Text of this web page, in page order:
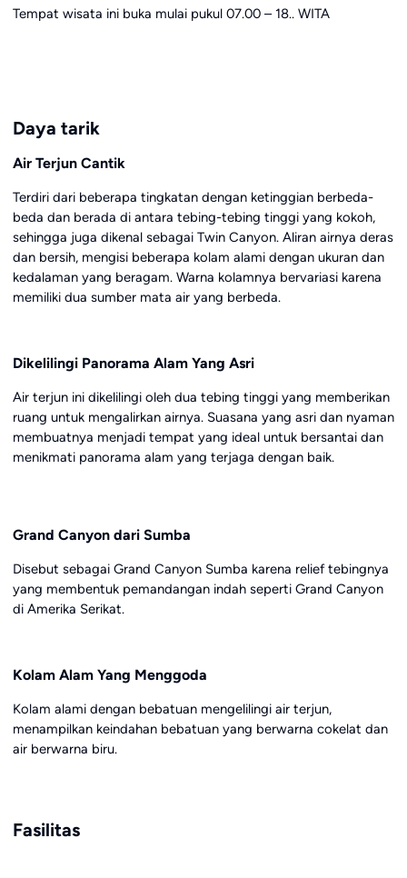
Tempat wisata ini buka mulai pukul 07.00 – 18.. WITA
Daya tarik
Air Terjun Cantik
Terdiri dari beberapa tingkatan dengan ketinggian berbeda-
beda dan berada di antara tebing-tebing tinggi yang kokoh,
sehingga juga dikenal sebagai Twin Canyon. Aliran airnya deras
dan bersih, mengisi beberapa kolam alami dengan ukuran dan
kedalaman yang beragam. Warna kolamnya bervariasi karena
memiliki dua sumber mata air yang berbeda.
Dikelilingi Panorama Alam Yang Asri
Air terjun ini dikelilingi oleh dua tebing tinggi yang memberikan
ruang untuk mengalirkan airnya. Suasana yang asri dan nyaman
membuatnya menjadi tempat yang ideal untuk bersantai dan
menikmati panorama alam yang terjaga dengan baik.
Grand Canyon dari Sumba
Disebut sebagai Grand Canyon Sumba karena relief tebingnya
yang membentuk pemandangan indah seperti Grand Canyon
di Amerika Serikat.
Kolam Alam Yang Menggoda
Kolam alami dengan bebatuan mengelilingi air terjun,
menampilkan keindahan bebatuan yang berwarna cokelat dan
air berwarna biru.
Fasilitas